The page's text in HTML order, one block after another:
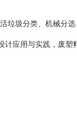
垃圾分类、机械分
应用与实践，废塑